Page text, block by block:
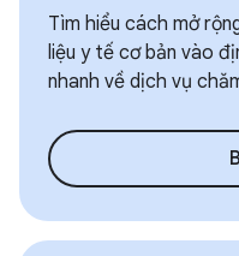
Tìm hiểu cách mở
liệu y tế cơ bản vào
nhanh về dịch vụ